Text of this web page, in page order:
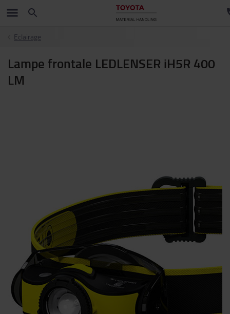
Eclairage
Lampe frontale LEDLENSER iH5R 400
LM